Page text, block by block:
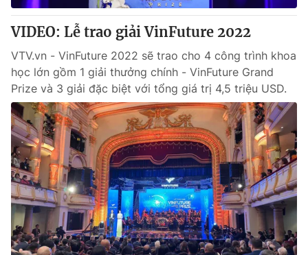
VIDEO: Lễ trao giải VinFuture 2022
VTV.vn - VinFuture 2022 sẽ trao cho 4 công trình khoa
học lớn gồm 1 giải thưởng chính - VinFuture Grand
Prize và 3 giải đặc biệt với tổng giá trị 4,5 triệu USD.